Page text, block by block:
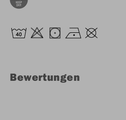
Bewertungen